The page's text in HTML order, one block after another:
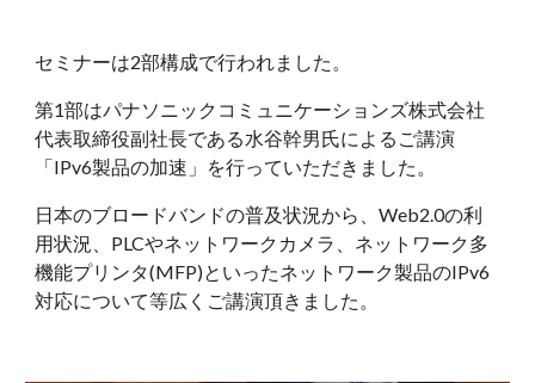
セミナーは2部構成で行われました。
第1部はパナソニックコミュニケーションズ株式会社
代表取締役副社長である水谷幹男氏によるご講演
「IPv6製品の加速」を行っていただきました。
日本のブロードバンドの普及状況から、Web2.0の利
用状況、PLCやネットワークカメラ、ネットワーク多
機能プリンタ(MFP)といったネットワーク製品のIPv6
対応について等広くご講演頂きました。